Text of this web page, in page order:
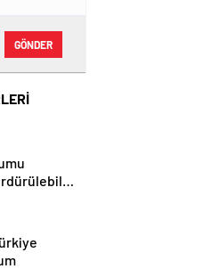
GÖNDER